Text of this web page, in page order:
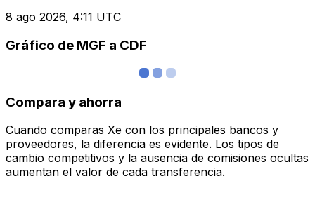
8 ago 2026, 4:11 UTC
Gráfico de MGF a CDF
Compara y ahorra
Cuando comparas Xe con los principales bancos y
proveedores, la diferencia es evidente. Los tipos de
cambio competitivos y la ausencia de comisiones ocultas
aumentan el valor de cada transferencia.